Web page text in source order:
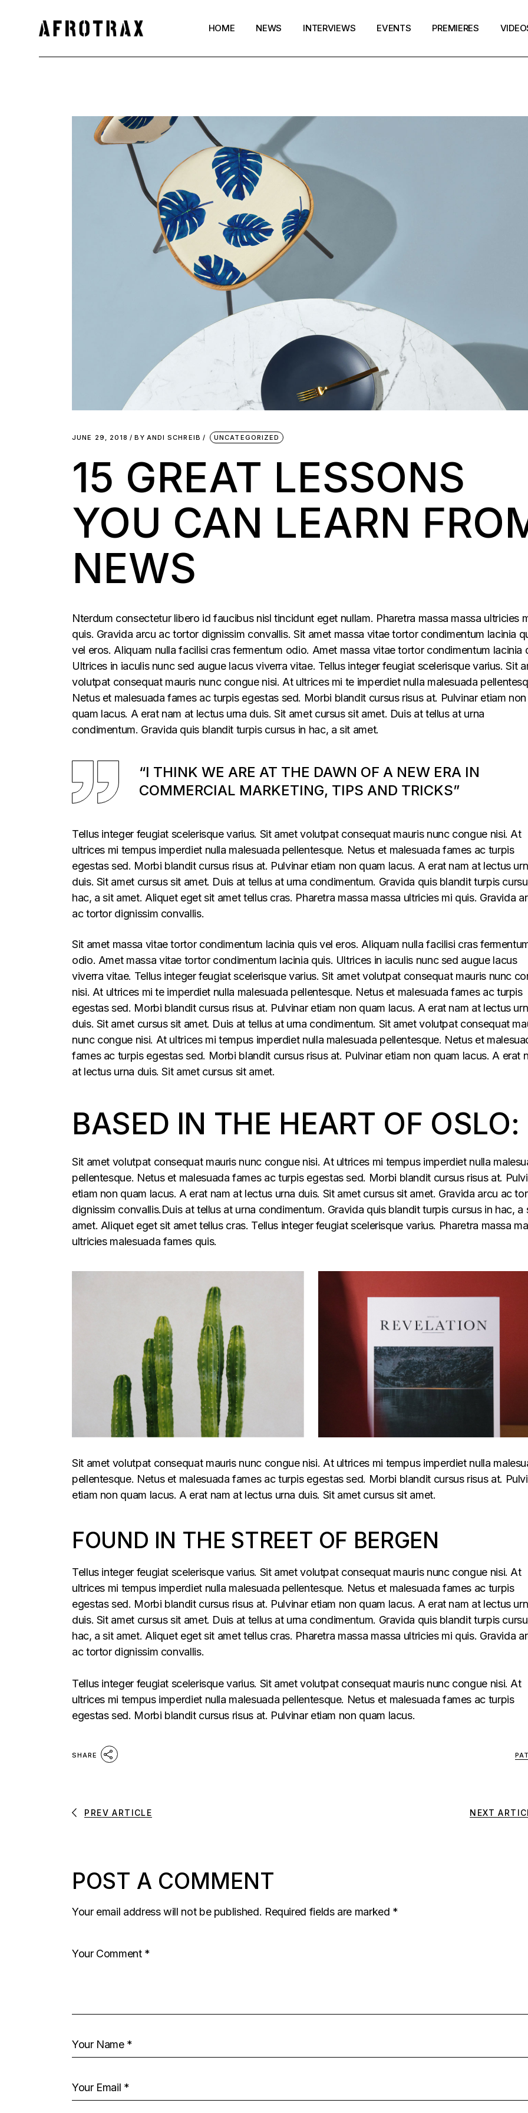
HOME NEWS INTERVIEWS EVENTS PREMIERES
JUNE 29, 2018 BY ANDI SCHREIB UNCATEGORIZED
15 GREAT LESSONS
YOU CAN LEARN
NEWS
Nterdum consectetur libero id faucibus nisl tincidunt eget nullam. Pharetra massa massa ultricies
quis. Gravida arcu ac tortor dignissim convallis. Sit amet massa vitae tortor condimentum lacinia
vel eros. Aliquam nulla facilisi cras fermentum odio. Amet massa vitae tortor condimentum lacinia
Ultrices in iaculis nunc sed augue lacus viverra vitae. Tellus integer feugiat scelerisque varius. Sit
volutpat consequat mauris nunc congue nisi. At ultrices mi te imperdiet nulla malesuada
Netus et malesuada fames ac turpis egestas sed. Morbi blandit cursus risus at. Pulvinar etiam non
quam lacus. A erat nam at lectus urna duis. Sit amet cursus sit amet. Duis at tellus at urna
condimentum. Gravida quis blandit turpis cursus in hac, a sit amet.
“I THINK WE ARE AT THE DAWN OF A NEW ERA IN
COMMERCIAL MARKETING, TIPS AND TRICKS”
Tellus integer feugiat scelerisque varius. Sit amet volutpat consequat mauris nunc congue nisi. At
ultrices mi tempus imperdiet nulla malesuada pellentesque. Netus et malesuada fames ac turpis
egestas sed. Morbi blandit cursus risus at. Pulvinar etiam non quam lacus. A erat nam at lectus
duis. Sit amet cursus sit amet. Duis at tellus at urna condimentum. Gravida quis blandit turpis
hac, a sit amet. Aliquet eget sit amet tellus cras. Pharetra massa massa ultricies mi quis. Gravida
ac tortor dignissim convallis.
Sit amet massa vitae tortor condimentum lacinia quis vel eros. Aliquam nulla facilisi cras
odio. Amet massa vitae tortor condimentum lacinia quis. Ultrices in iaculis nunc sed augue lacus
viverra vitae. Tellus integer feugiat scelerisque varius. Sit amet volutpat consequat mauris nunc
nisi. At ultrices mi te imperdiet nulla malesuada pellentesque. Netus et malesuada fames ac turpis
egestas sed. Morbi blandit cursus risus at. Pulvinar etiam non quam lacus. A erat nam at lectus
duis. Sit amet cursus sit amet. Duis at tellus at urna condimentum. Sit amet volutpat consequat
nunc congue nisi. At ultrices mi tempus imperdiet nulla malesuada pellentesque. Netus et
fames ac turpis egestas sed. Morbi blandit cursus risus at. Pulvinar etiam non quam lacus. A erat
at lectus urna duis. Sit amet cursus sit amet.
BASED IN THE HEART OF OSLO:
Sit amet volutpat consequat mauris nunc congue nisi. At ultrices mi tempus imperdiet nulla
pellentesque. Netus et malesuada fames ac turpis egestas sed. Morbi blandit cursus risus at.
etiam non quam lacus. A erat nam at lectus urna duis. Sit amet cursus sit amet. Gravida arcu ac
dignissim convallis.Duis at tellus at urna condimentum. Gravida quis blandit turpis cursus in hac, a
amet. Aliquet eget sit amet tellus cras. Tellus integer feugiat scelerisque varius. Pharetra massa
ultricies malesuada fames quis.
Sit amet volutpat consequat mauris nunc congue nisi. At ultrices mi tempus imperdiet nulla
pellentesque. Netus et malesuada fames ac turpis egestas sed. Morbi blandit cursus risus at.
etiam non quam lacus. A erat nam at lectus urna duis. Sit amet cursus sit amet.
FOUND IN THE STREET OF BERGEN
Tellus integer feugiat scelerisque varius. Sit amet volutpat consequat mauris nunc congue nisi. At
ultrices mi tempus imperdiet nulla malesuada pellentesque. Netus et malesuada fames ac turpis
egestas sed. Morbi blandit cursus risus at. Pulvinar etiam non quam lacus. A erat nam at lectus
duis. Sit amet cursus sit amet. Duis at tellus at urna condimentum. Gravida quis blandit turpis
hac, a sit amet. Aliquet eget sit amet tellus cras. Pharetra massa massa ultricies mi quis. Gravida
ac tortor dignissim convallis.
Tellus integer feugiat scelerisque varius. Sit amet volutpat consequat mauris nunc congue nisi. At
ultrices mi tempus imperdiet nulla malesuada pellentesque. Netus et malesuada fames ac turpis
egestas sed. Morbi blandit cursus risus at. Pulvinar etiam non quam lacus.
SHARE
PREV ARTICLE NEXT
POST A COMMENT
Your email address will not be published. Required fields are marked *